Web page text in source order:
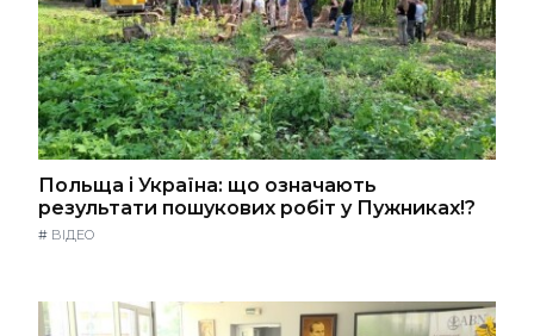
Польща і Україна: що означають
результати пошукових робіт у Пужниках!?
# ВІДЕО